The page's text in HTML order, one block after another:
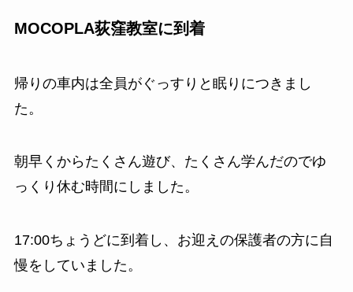
MOCOPLA荻窪教室に到着
帰りの車内は全員がぐっすりと眠りにつきまし
た。
朝早くからたくさん遊び、たくさん学んだのでゆ
っくり休む時間にしました。
17:00ちょうどに到着し、お迎えの保護者の方に自
慢をしていました。